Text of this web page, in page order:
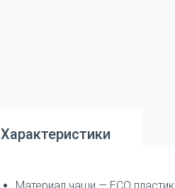
Характеристики